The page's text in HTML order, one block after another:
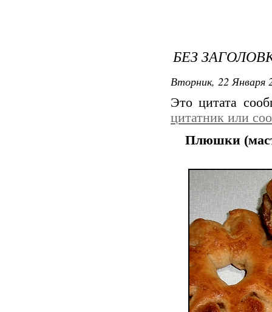
БЕЗ
Вторник, 22 Января
Это цитата
цитатник или
Плюшки